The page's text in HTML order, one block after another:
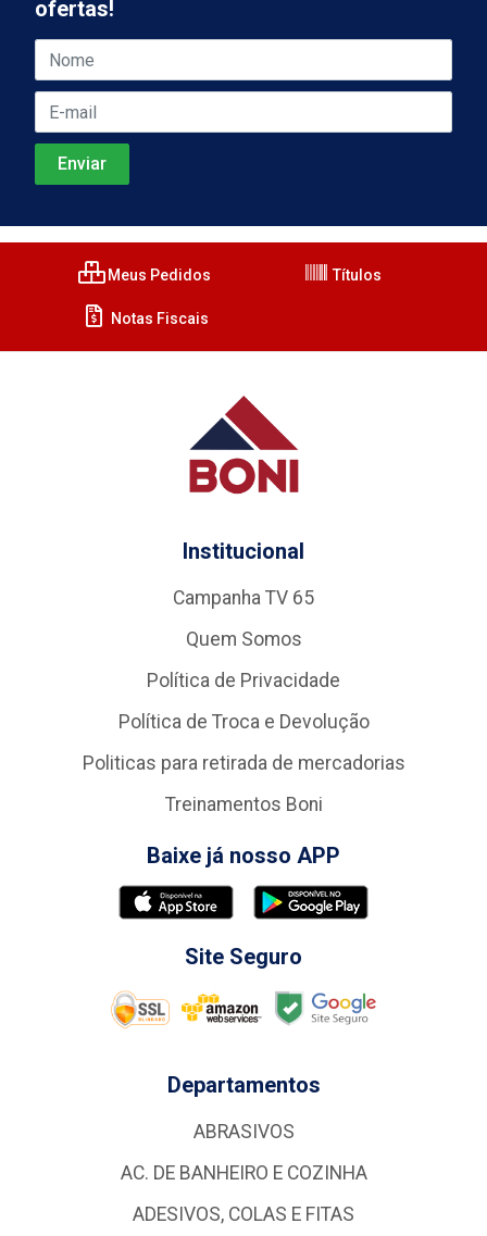
ofertas!
Meus Pedidos Títulos
Notas Fiscais
Institucional
Campanha TV 65
Quem Somos
Política de Privacidade
Política de Troca e Devolução
Politicas para retirada de mercadorias
Treinamentos Boni
Baixe já nosso APP
Site Seguro
Departamentos
ABRASIVOS
AC. DE BANHEIRO E COZINHA
ADESIVOS, COLAS E FITAS